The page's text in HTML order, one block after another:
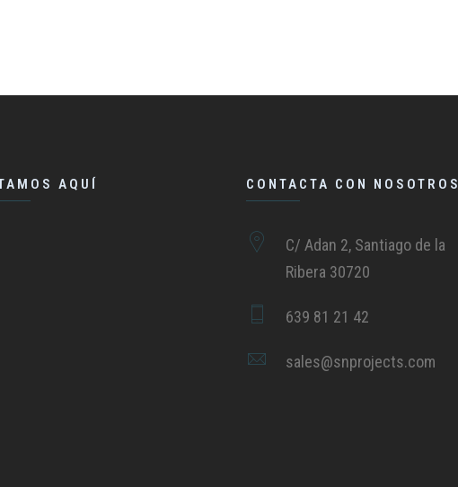
AQUÍ CONTACTA CON NOSOTROS
C/ Adan 2, Santiago de la
Ribera 30720
639 81 21 42
sales@snprojects.com